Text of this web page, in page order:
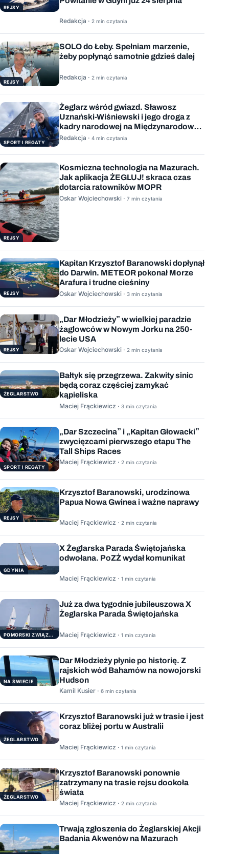
REJSY
Redakcja · 2 min czytania
REJSY
SOLO do Łeby. Spełniam marzenie,
żeby popłynąć samotnie gdzieś dalej
Redakcja · 2 min czytania
SPORT I REGATY
Żeglarz wśród gwiazd. Sławosz
Uznański-Wiśniewski i jego droga z
kadry narodowej na Międzynarodową
Stację Kosmiczną
Redakcja · 4 min czytania
REJSY
Kosmiczna technologia na Mazurach.
Jak aplikacja ŻEGLUJ! skraca czas
dotarcia ratowników MOPR
Oskar Wojciechowski · 7 min czytania
REJSY
Kapitan Krzysztof Baranowski dopłynął
do Darwin. METEOR pokonał Morze
Arafura i trudne cieśniny
Oskar Wojciechowski · 3 min czytania
REJSY
„Dar Młodzieży” w wielkiej paradzie
żaglowców w Nowym Jorku na 250-
lecie USA
Oskar Wojciechowski · 2 min czytania
ŻEGLARSTWO
Bałtyk się przegrzewa. Zakwity sinic
będą coraz częściej zamykać
kąpieliska
Maciej Frąckiewicz · 3 min czytania
SPORT I REGATY
„Dar Szczecina” i „Kapitan Głowacki”
zwycięzcami pierwszego etapu The
Tall Ships Races
Maciej Frąckiewicz · 2 min czytania
REJSY
Krzysztof Baranowski, urodzinowa
Papua Nowa Gwinea i ważne naprawy
Maciej Frąckiewicz · 2 min czytania
GDYNIA
X Żeglarska Parada Świętojańska
odwołana. PoZŻ wydał komunikat
Maciej Frąckiewicz · 1 min czytania
POMORSKI ZWIĄZEK ŻEGLARSKI
Już za dwa tygodnie jubileuszowa X
Żeglarska Parada Świętojańska
Maciej Frąckiewicz · 1 min czytania
NA ŚWIECIE
Dar Młodzieży płynie po historię. Z
rajskich wód Bahamów na nowojorski
Hudson
Kamil Kusier · 6 min czytania
ŻEGLARSTWO
Krzysztof Baranowski już w trasie i jest
coraz bliżej portu w Australii
Maciej Frąckiewicz · 1 min czytania
ŻEGLARSTWO
Krzysztof Baranowski ponownie
zatrzymany na trasie rejsu dookoła
świata
Maciej Frąckiewicz · 2 min czytania
Trwają zgłoszenia do Żeglarskiej Akcji
Badania Akwenów na Mazurach